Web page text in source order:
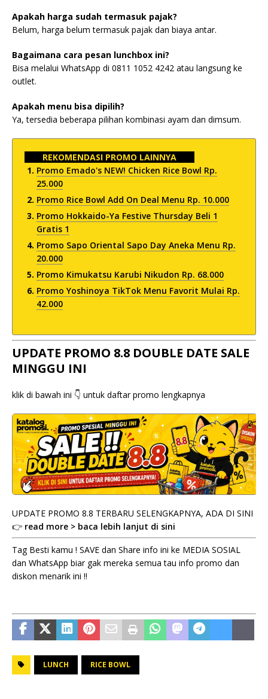
Apakah harga sudah termasuk pajak?
Belum, harga belum termasuk pajak dan biaya antar.
Bagaimana cara pesan lunchbox ini?
Bisa melalui WhatsApp di 0811 1052 4242 atau langsung ke
outlet.
Apakah menu bisa dipilih?
Ya, tersedia beberapa pilihan kombinasi ayam dan dimsum.
REKOMENDASI PROMO LAINNYA
Promo Emado's NEW! Chicken Rice Bowl Rp.
25.000
Promo Rice Bowl Add On Deal Menu Rp. 10.000
Promo Hokkaido-Ya Festive Thursday Beli 1
Gratis 1
Promo Sapo Oriental Sapo Day Aneka Menu Rp.
20.000
Promo Kimukatsu Karubi Nikudon Rp. 68.000
Promo Yoshinoya TikTok Menu Favorit Mulai Rp.
42.000
UPDATE PROMO 8.8 DOUBLE DATE SALE
MINGGU INI
klik di bawah ini 👇 untuk daftar promo lengkapnya
UPDATE PROMO 8.8 TERBARU SELENGKAPNYA, ADA DI SINI
👉 read more > baca lebih lanjut di sini
Tag Besti kamu ! SAVE dan Share info ini ke MEDIA SOSIAL
dan WhatsApp biar gak mereka semua tau info promo dan
diskon menarik ini !!
LUNCH RICE BOWL